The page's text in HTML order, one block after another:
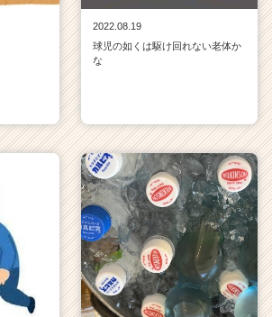
2022.08.19
球児の如くは駆け回れない老体か
な